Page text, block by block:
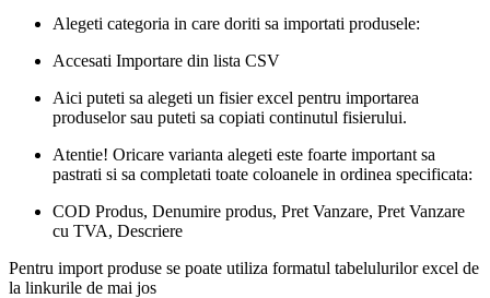
Alegeti categoria in care doriti sa importati produsele:
Accesati Importare din lista CSV
Aici puteti sa alegeti un fisier excel pentru importarea
produselor sau puteti sa copiati continutul fisierului.
Atentie! Oricare varianta alegeti este foarte important sa
pastrati si sa completati toate coloanele in ordinea specificata:
COD Produs, Denumire produs, Pret Vanzare, Pret Vanzare
cu TVA, Descriere
Pentru import produse se poate utiliza formatul tabelulurilor excel de
la linkurile de mai jos